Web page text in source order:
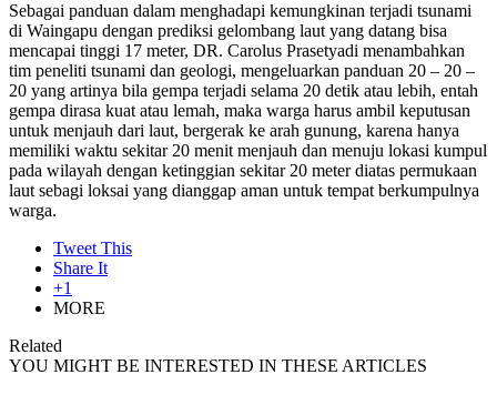
Sebagai panduan dalam menghadapi kemungkinan terjadi tsunami
di Waingapu dengan prediksi gelombang laut yang datang bisa
mencapai tinggi 17 meter, DR. Carolus Prasetyadi menambahkan
tim peneliti tsunami dan geologi, mengeluarkan panduan 20 – 20 –
20 yang artinya bila gempa terjadi selama 20 detik atau lebih, entah
gempa dirasa kuat atau lemah, maka warga harus ambil keputusan
untuk menjauh dari laut, bergerak ke arah gunung, karena hanya
memiliki waktu sekitar 20 menit menjauh dan menuju lokasi kumpul
pada wilayah dengan ketinggian sekitar 20 meter diatas permukaan
laut sebagi loksai yang dianggap aman untuk tempat berkumpulnya
warga.
Tweet This
Share It
+1
MORE
Related
YOU MIGHT BE INTERESTED IN THESE ARTICLES